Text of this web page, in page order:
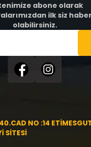
abone olarak
ilk siz
olabilirsiniz.
NO :14
SİTESİ